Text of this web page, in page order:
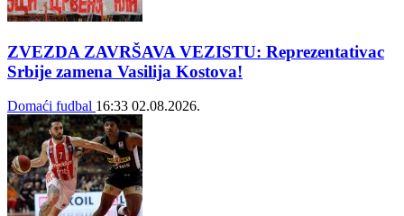
ZVEZDA ZAVRŠAVA VEZISTU: Reprezentativac
Srbije zamena Vasilija Kostova!
Domaći fudbal 16:33 02.08.2026.